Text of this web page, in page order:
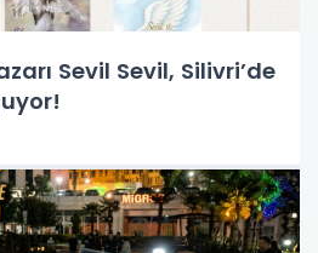
Sevil Sevil, Silivri’de